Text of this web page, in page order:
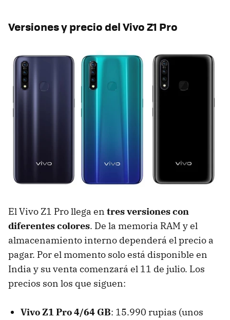
Versiones y precio del Vivo Z1 Pro
El Vivo Z1 Pro llega en tres versiones con
diferentes colores. De la memoria RAM y el
almacenamiento interno dependerá el precio a
pagar. Por el momento solo está disponible en
India y su venta comenzará el 11 de julio. Los
precios son los que siguen:
Vivo Z1 Pro 4/64 GB: 15.990 rupias (unos